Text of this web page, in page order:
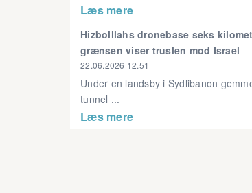
Læs mere
Hizbolllahs dronebase seks
grænsen viser truslen mod Israel
22.06.2026 12.51
Under en landsby i Sydlibanon
tunnel ...
Læs mere